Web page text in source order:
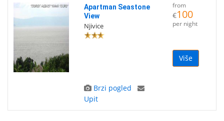
Apartman Seastone
View
Njivice
Brzi pogled
Upit
from
€100
per night
Više